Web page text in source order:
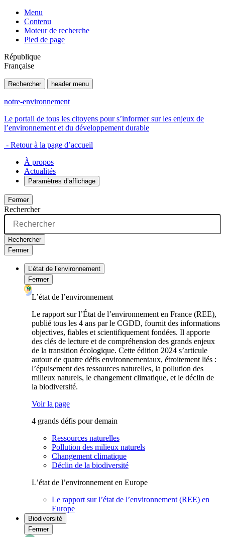
Menu
Contenu
Moteur de recherche
Pied de page
République
Française
Rechercher header menu
notre-environnement
Le portail de tous les citoyens pour s’informer sur les enjeux de
l’environnement et du développement durable
- Retour à la page d’accueil
À propos
Actualités
Paramètres d’affichage
Fermer
Rechercher
Rechercher
Fermer
L’état de l’environnement
Fermer
L’état de l’environnement
Le rapport sur l’État de l’environnement en France (REE),
publié tous les 4 ans par le CGDD, fournit des informations
objectives, fiables et scientifiquement fondées. Il apporte
des clés de lecture et de compréhension des grands enjeux
de la transition écologique. Cette édition 2024 s’articule
autour de quatre défis environnementaux, étroitement liés :
l’épuisement des ressources naturelles, la pollution des
milieux naturels, le changement climatique, et le déclin de
la biodiversité.
Voir la page
4 grands défis pour demain
Ressources naturelles
Pollution des milieux naturels
Changement climatique
Déclin de la biodiversité
L’état de l’environnement en Europe
Le rapport sur l’état de l’environnement (REE) en
Europe
Biodiversité
Fermer